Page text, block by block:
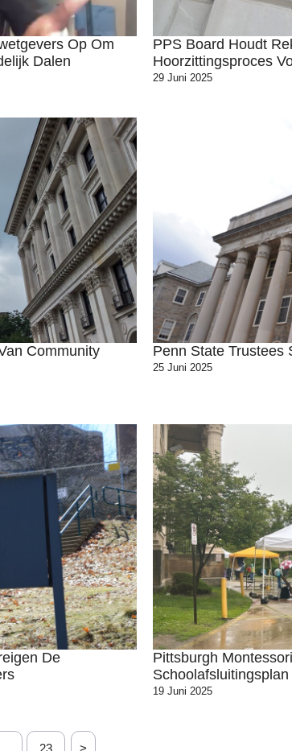
Op Om
Dalen
PPS Board Houdt
Hoorzittingsproces
29 Juni 2025
Community
Penn State Trustees
25 Juni 2025
De
Pittsburgh
Schoolafsluitingsplan
19 Juni 2025
23 >